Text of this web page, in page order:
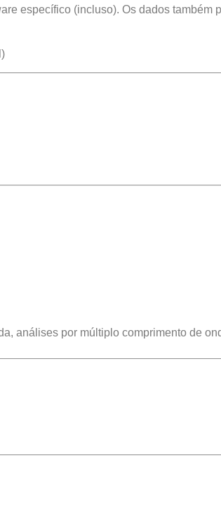
específico (incluso). Os dados também
análises por múltiplo comprimento de